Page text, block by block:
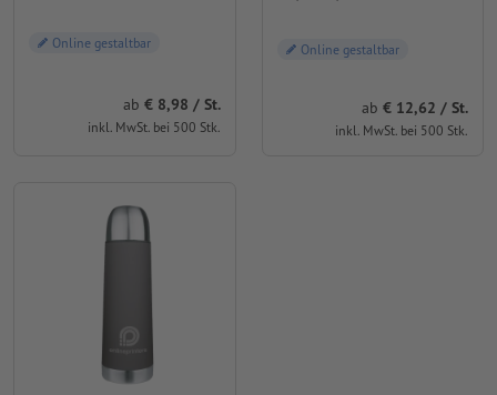
Online gestaltbar
ab 8,98 / St.
inkl. MwSt. bei 500 Stk.
Online gestaltbar
ab 12,62 / St.
inkl. MwSt. bei 500 Stk.